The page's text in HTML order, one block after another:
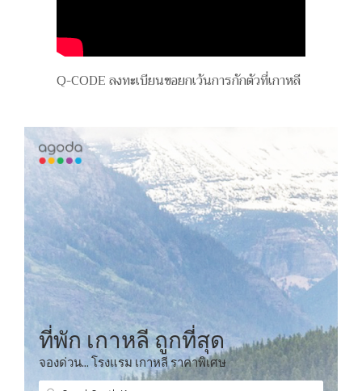
Q-CODE ลงทะเบียนขอยกเว้นการกักตัวที่เกาหลี